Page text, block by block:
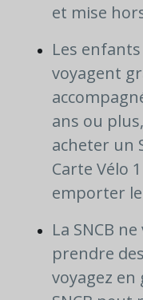
et mise
Les
voyagent
ans ou
acheter un
Carte Vélo
emporter
La SNCB
prendre
voyagez en